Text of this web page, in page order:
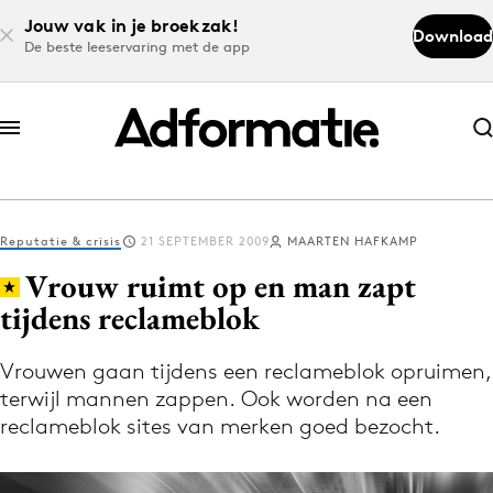
Jouw vak in je broekzak!
De beste leeservaring met de app
Download
Abonneer nu
Abonneer nu
Log in
Volg het laatste nieuws via de Adformatie
Nieuws app
Reputatie & crisis 21 SEPTEMBER 2009 MAARTEN HAFKAMP
Vrouw ruimt op en man zapt
tijdens reclameblok
Vrouwen gaan tijdens een reclameblok opruimen,
terwijl mannen zappen. Ook worden na een
reclameblok sites van merken goed bezocht.